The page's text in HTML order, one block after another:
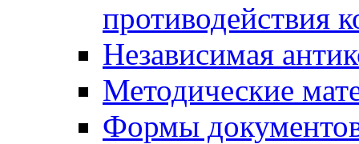
противодействия
Независимая
Методические
Формы